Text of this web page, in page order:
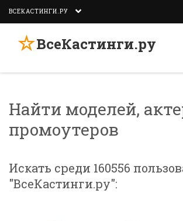
ВСЕКАСТИНГИ.РУ
☆ВсеКастинги.ру
Найти моделей,
промоутеров
Искать среди 160556
"ВсеКастинги.ру":